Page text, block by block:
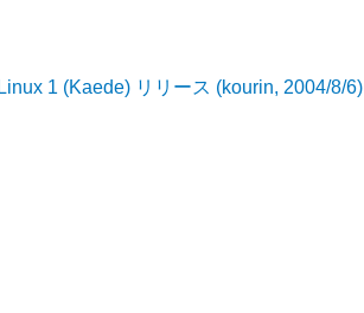
1 (Kaede) リリース (kourin, 2004/8/6)